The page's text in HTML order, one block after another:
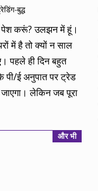
बुद्ध
पेश करूं? उलझन में हूं।
में है तो क्यों न साल
पहले ही दिन बहुत
पी/ई अनुपात पर ट्रेड
जाएगा। लेकिन जब पूरा
और भी